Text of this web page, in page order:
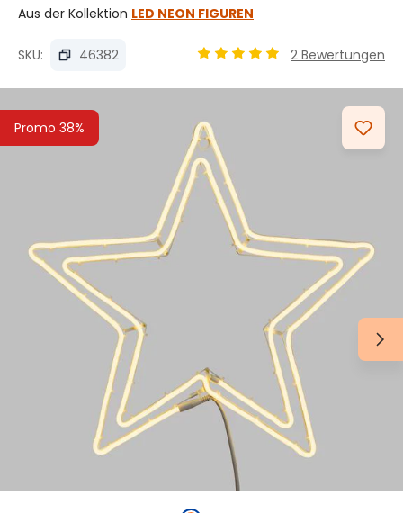
Aus der Kollektion LED NEON FIGUREN
SKU: 46382 2 Bewertungen
Promo 38%